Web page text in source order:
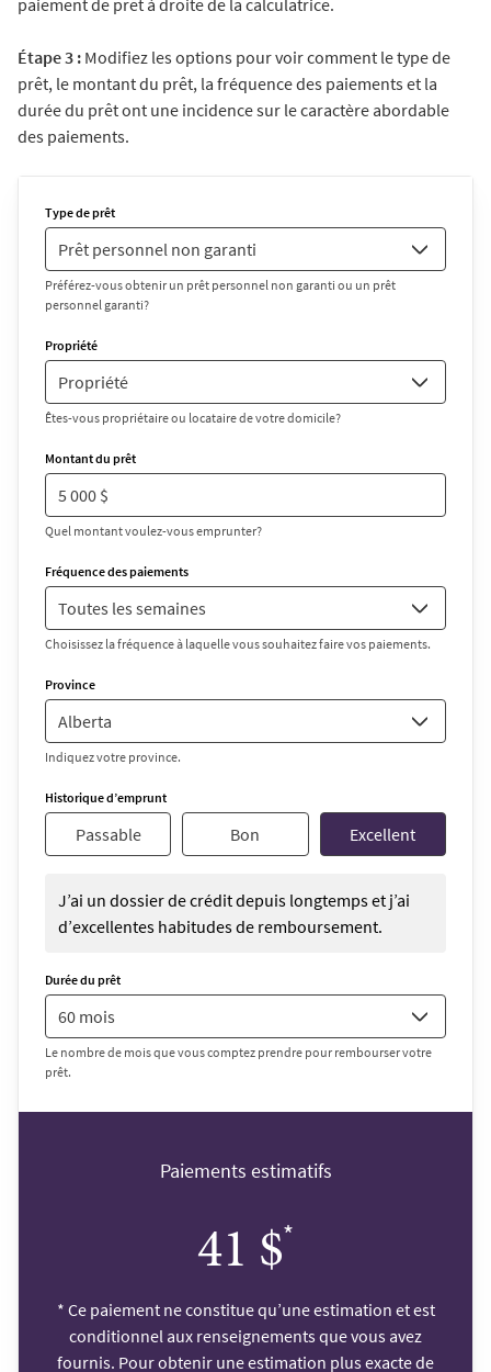
paiement de prêt à droite de la calculatrice.
Étape 3 : Modifiez les options pour voir comment le type de
prêt, le montant du prêt, la fréquence des paiements et la
durée du prêt ont une incidence sur le caractère abordable
des paiements.
Type de prêt
Préférez-vous obtenir un prêt personnel non garanti ou un prêt
personnel garanti?
Propriété
Êtes-vous propriétaire ou locataire de votre domicile?
Montant du prêt
Quel montant voulez-vous emprunter?
Fréquence des paiements
Choisissez la fréquence à laquelle vous souhaitez faire vos paiements.
Province
Indiquez votre province.
Historique d’emprunt
Passable Bon Excellent
J’ai un dossier de crédit depuis longtemps et j’ai
d’excellentes habitudes de remboursement.
Durée du prêt
Le nombre de mois que vous comptez prendre pour rembourser votre
prêt.
Paiements estimatifs
41 $*
* Ce paiement ne constitue qu’une estimation et est
conditionnel aux renseignements que vous avez
fournis. Pour obtenir une estimation plus exacte de